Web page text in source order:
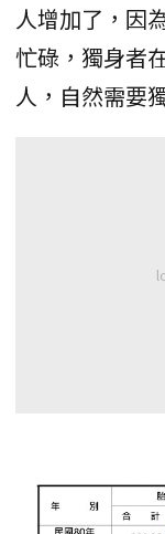
人增加了，因
忙碌，獨身者
人，自然需要